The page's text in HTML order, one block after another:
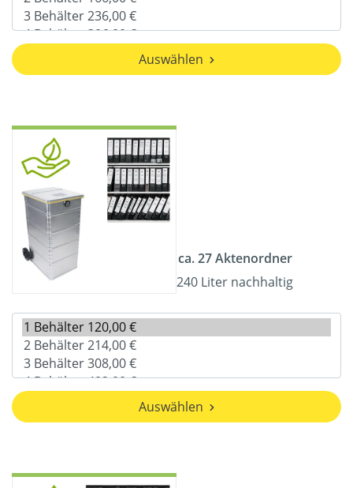
Auswählen
ca. 27 Aktenordner
240 Liter nachhaltig
Auswählen